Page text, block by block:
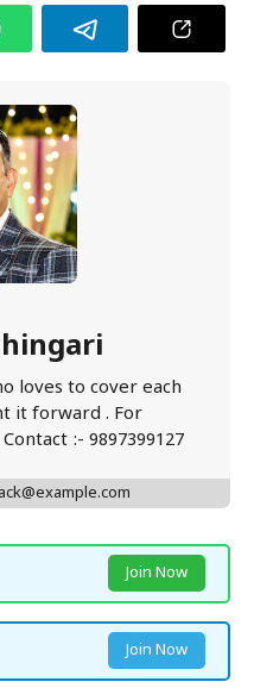
loves to cover each
it forward . For
:- 9897399127
Join Now
Join Now